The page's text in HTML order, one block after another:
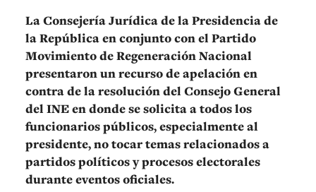
La Consejería Jurídica de la Presidencia de
la República en conjunto con el Partido
Movimiento de Regeneración Nacional
presentaron un recurso de apelación en
contra de la resolución del Consejo General
del INE en donde se solicita a todos los
funcionarios públicos, especialmente al
presidente, no tocar temas relacionados a
partidos políticos y procesos electorales
durante eventos oficiales.